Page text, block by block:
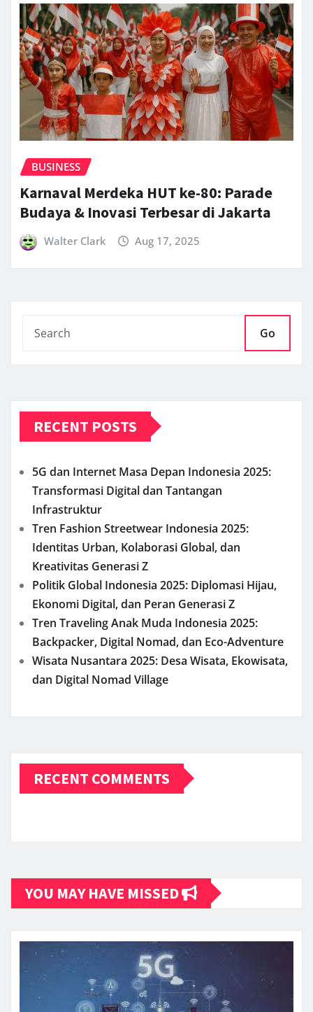
BUSINESS
Karnaval Merdeka HUT ke-80: Parade
Budaya & Inovasi Terbesar di Jakarta
Walter Clark Aug 17, 2025
Go
RECENT POSTS
5G dan Internet Masa Depan Indonesia 2025:
Transformasi Digital dan Tantangan
Infrastruktur
Tren Fashion Streetwear Indonesia 2025:
Identitas Urban, Kolaborasi Global, dan
Kreativitas Generasi Z
Politik Global Indonesia 2025: Diplomasi Hijau,
Ekonomi Digital, dan Peran Generasi Z
Tren Traveling Anak Muda Indonesia 2025:
Backpacker, Digital Nomad, dan Eco-Adventure
Wisata Nusantara 2025: Desa Wisata, Ekowisata,
dan Digital Nomad Village
RECENT COMMENTS
YOU MAY HAVE MISSED